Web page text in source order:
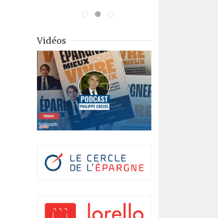
Vidéos